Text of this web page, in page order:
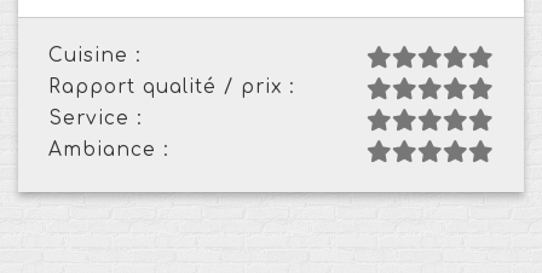
Cuisine :
Rapport qualité / prix :
Service :
Ambiance :